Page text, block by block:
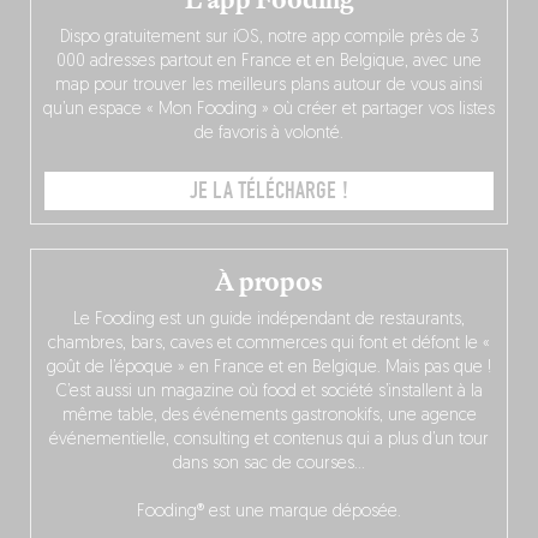
À propos
Le Fooding est un guide indépendant de restaurants,
chambres, bars, caves et commerces qui font et défont le «
goût de l’époque » en France et en Belgique. Mais pas que !
C’est aussi un magazine où food et société s’installent à la
même table, des événements gastronokifs, une agence
événementielle, consulting et contenus qui a plus d’un tour
dans son sac de courses…
Fooding® est une marque déposée.
Dispo gratuitement sur iOS, notre app compile près de 3
000 adresses partout en France et en Belgique, avec une
map pour trouver les meilleurs plans autour de vous ainsi
qu’un espace « Mon Fooding » où créer et partager vos listes
de favoris à volonté.
JE LA TÉLÉCHARGE !